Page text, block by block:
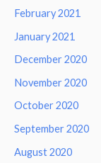
February 2021
January 2021
December 2020
November 2020
October 2020
September 2020
August 2020